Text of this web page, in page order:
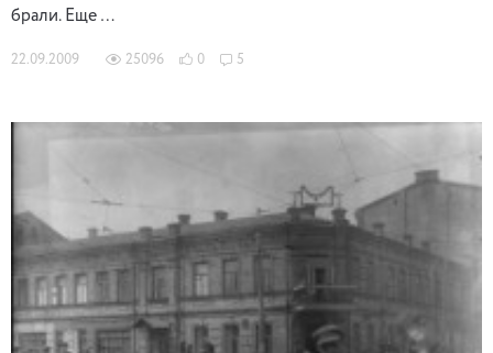
брали. Еще …
22.09.2009 25096 0 5